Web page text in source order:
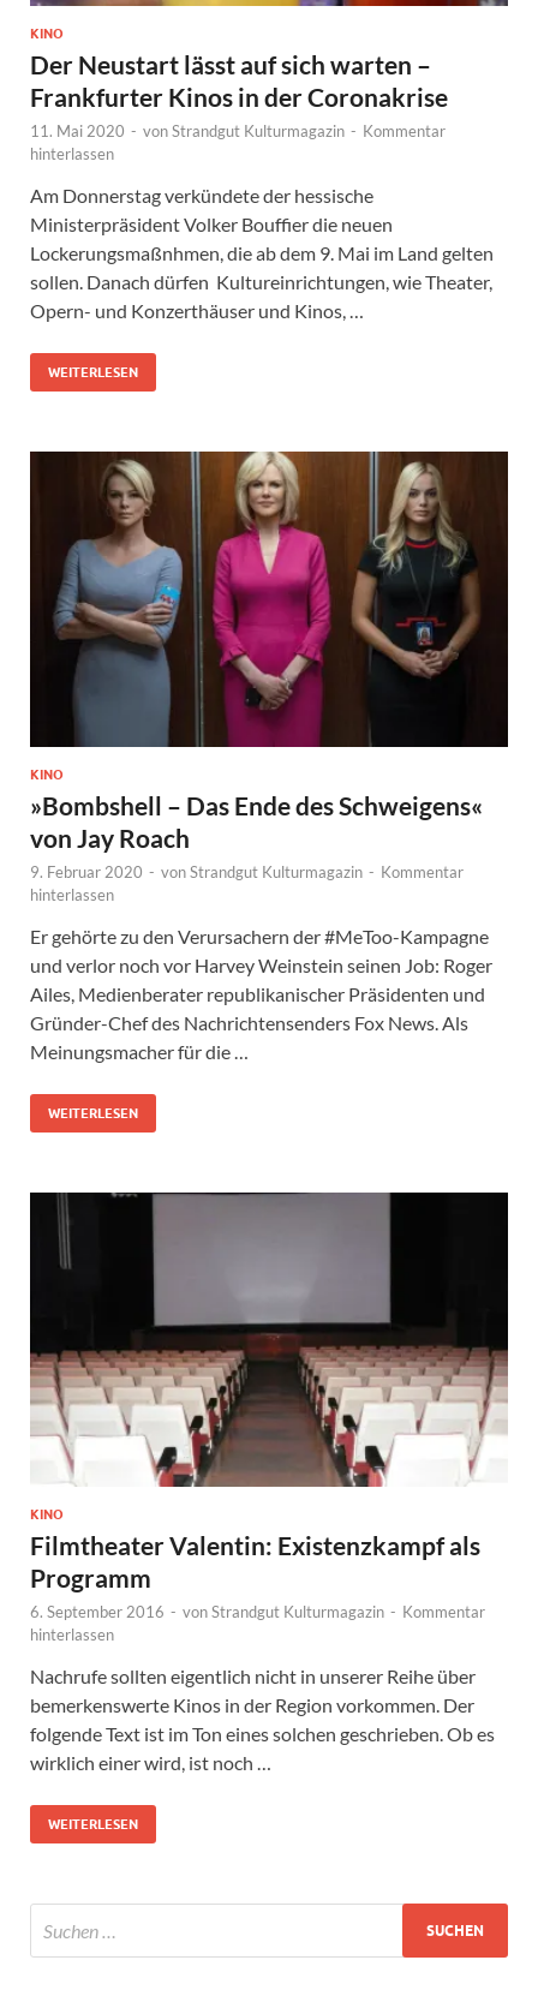
KINO
Der Neustart lässt auf sich warten –
Frankfurter Kinos in der Coronakrise
11. Mai 2020 - vonStrandgut Kulturmagazin - Kommentar
hinterlassen
Am Donnerstag verkündete der hessische
Ministerpräsident Volker Bouffier die neuen
Lockerungsmaßnhmen, die ab dem 9. Mai im Land gelten
sollen. Danach dürfen Kultureinrichtungen, wie Theater,
Opern- und Konzerthäuser und Kinos, …
WEITERLESEN
KINO
»Bombshell – Das Ende des Schweigens«
von Jay Roach
9. Februar 2020 - vonStrandgut Kulturmagazin - Kommentar
hinterlassen
Er gehörte zu den Verursachern der #MeToo-Kampagne
und verlor noch vor Harvey Weinstein seinen Job: Roger
Ailes, Medienberater republikanischer Präsidenten und
Gründer-Chef des Nachrichtensenders Fox News. Als
Meinungsmacher für die …
WEITERLESEN
KINO
Filmtheater Valentin: Existenzkampf als
Programm
6. September 2016 - vonStrandgut Kulturmagazin - Kommentar
hinterlassen
Nachrufe sollten eigentlich nicht in unserer Reihe über
bemerkenswerte Kinos in der Region vorkommen. Der
folgende Text ist im Ton eines solchen geschrieben. Ob es
wirklich einer wird, ist noch …
WEITERLESEN